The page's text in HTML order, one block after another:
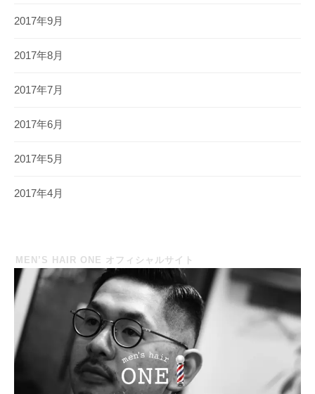
2017年9月
2017年8月
2017年7月
2017年6月
2017年5月
2017年4月
MEN’S HAIR ONE オフィシャルサイト